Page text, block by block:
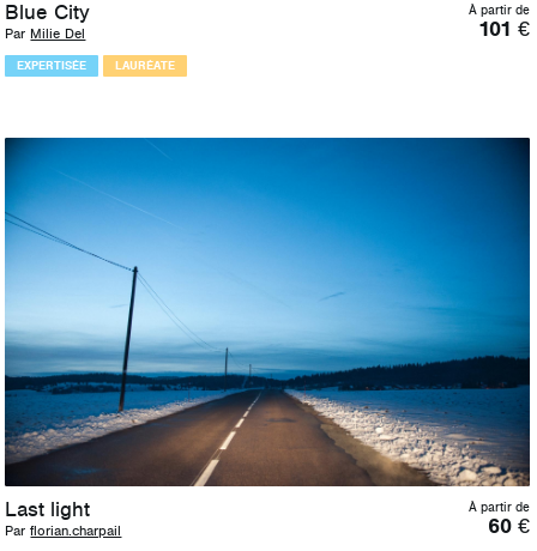
Blue City
Par Milie Del
EXPERTISÉE LAURÉATE
À partir de
101€
Last light
Par florian.charpail
À partir de
60€